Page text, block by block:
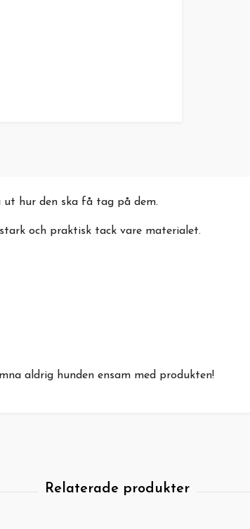
hur den ska få tag på dem.
och praktisk tack vare materialet.
aldrig hunden ensam med produkten!